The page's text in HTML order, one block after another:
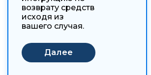
возврату средств
исходя из
вашего случая.